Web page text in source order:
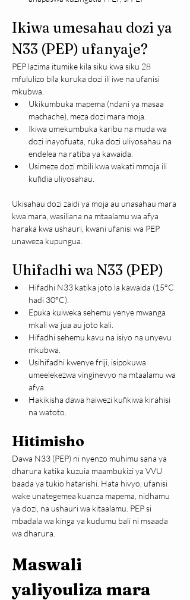
Ikiwa umesahau dozi ya
N33 (PEP) ufanyaje?
PEP lazima itumike kila siku kwa siku 28
mfululizo bila kuruka dozi ili iwe na ufanisi
mkubwa.
Ukikumbuka mapema (ndani ya masaa
machache), meza dozi mara moja.
Ikiwa umekumbuka karibu na muda wa
dozi inayofuata, ruka dozi uliyosahau na
endelea na ratiba ya kawaida.
Usimeze dozi mbili kwa wakati mmoja ili
kufidia uliyosahau.
Ukisahau dozi zaidi ya moja au unasahau mara
kwa mara, wasiliana na mtaalamu wa afya
haraka kwa ushauri, kwani ufanisi wa PEP
unaweza kupungua.
Uhifadhi wa N33 (PEP)
Hifadhi N33 katika joto la kawaida (15°C
hadi 30°C).
Epuka kuiweka sehemu yenye mwanga
mkali wa jua au joto kali.
Hifadhi sehemu kavu na isiyo na unyevu
mkubwa.
Usihifadhi kwenye friji, isipokuwa
umeelekezwa vinginevyo na mtaalamu wa
afya.
Hakikisha dawa haiwezi kufikiwa kirahisi
na watoto.
Hitimisho
Dawa N33 (PEP) ni nyenzo muhimu sana ya
dharura katika kuzuia maambukizi ya VVU
baada ya tukio hatarishi. Hata hivyo, ufanisi
wake unategemea kuanza mapema, nidhamu
ya dozi, na ushauri wa kitaalamu. PEP si
mbadala wa kinga ya kudumu bali ni msaada
wa dharura.
Maswali
yaliyouliza mara